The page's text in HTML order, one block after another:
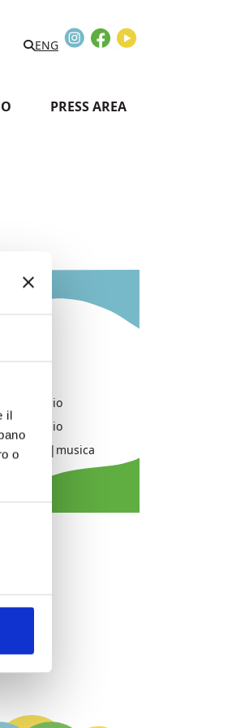
il
o
Search
ENG
InstagramFacebook
PRESS AREA
Viareggio
Viareggio
festival|musica